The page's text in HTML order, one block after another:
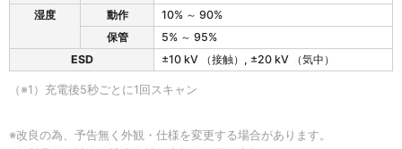
湿度
動作
10% ～ 90%
保管
5% ～ 95%
ESD
±10 kV （接触）, ±20 kV （気中）
（※1）充電後5秒ごとに1回スキャン
※改良の為、予告無く外観・仕様を変更する場合があります。